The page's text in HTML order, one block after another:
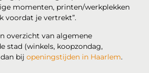
momenten, printen/werkplekken
voordat je vertrekt”.
overzicht van algemene
stad (winkels, koopzondag,
dan bijopeningstijden in Haarlem.